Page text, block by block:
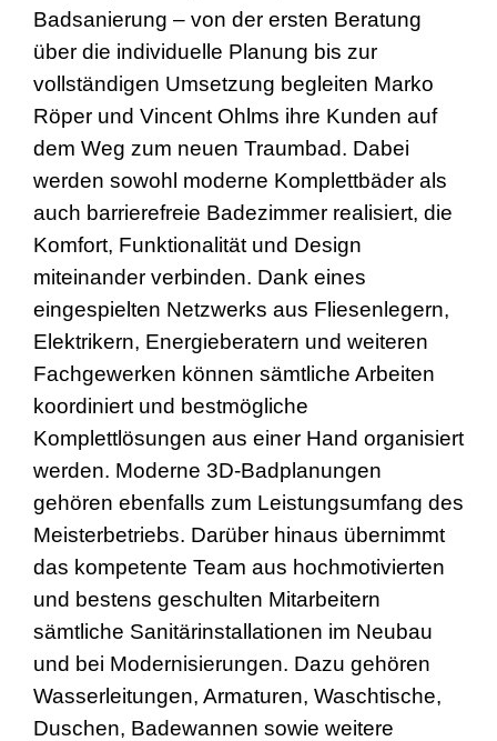
Badsanierung – von der ersten Beratung
über die individuelle Planung bis zur
vollständigen Umsetzung begleiten Marko
Röper und Vincent Ohlms ihre Kunden auf
dem Weg zum neuen Traumbad. Dabei
werden sowohl moderne Komplettbäder als
auch barrierefreie Badezimmer realisiert, die
Komfort, Funktionalität und Design
miteinander verbinden. Dank eines
eingespielten Netzwerks aus Fliesenlegern,
Elektrikern, Energieberatern und weiteren
Fachgewerken können sämtliche Arbeiten
koordiniert und bestmögliche
Komplettlösungen aus einer Hand organisiert
werden. Moderne 3D-Badplanungen
gehören ebenfalls zum Leistungsumfang des
Meisterbetriebs. Darüber hinaus übernimmt
das kompetente Team aus hochmotivierten
und bestens geschulten Mitarbeitern
sämtliche Sanitärinstallationen im Neubau
und bei Modernisierungen. Dazu gehören
Wasserleitungen, Armaturen, Waschtische,
Duschen, Badewannen sowie weitere